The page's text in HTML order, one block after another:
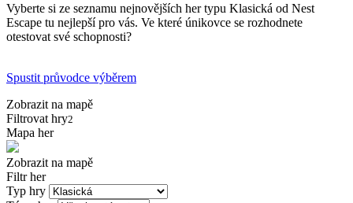
Vyberte si ze seznamu nejnovějších her typu Klasická od Nest
Escape tu nejlepší pro vás. Ve které únikovce se rozhodnete
otestovat své schopnosti?
Spustit průvodce výběrem
Zobrazit na mapě
Filtrovat hry2
Mapa her
Zobrazit na mapě
Filtr her
Typ hry